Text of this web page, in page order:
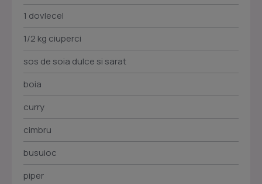
1 dovlecel
1/2 kg ciuperci
sos de soia dulce si sarat
boia
curry
cimbru
busuioc
piper